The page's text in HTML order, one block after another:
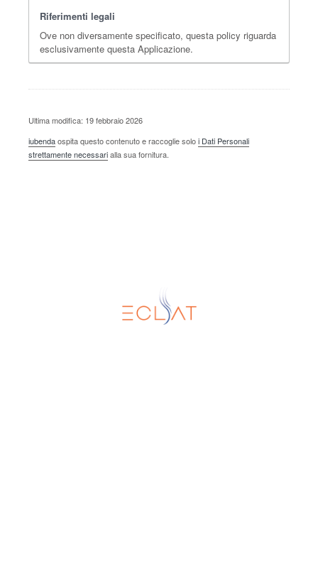
Riferimenti legali
Ove non diversamente specificato, questa policy riguarda
esclusivamente questa Applicazione.
Ultima modifica: 19 febbraio 2026
iubendaospita questo contenuto e raccoglie soloi Dati Personali
strettamente necessarialla sua fornitura.